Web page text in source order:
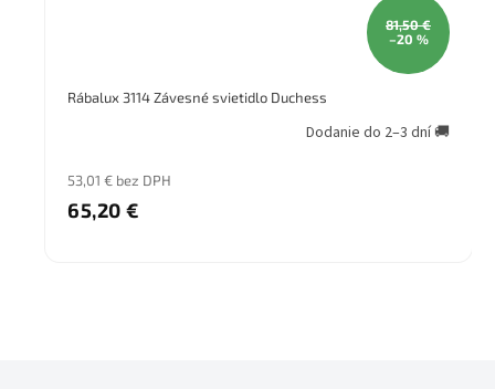
81,50 €
–20 %
Rábalux 3114 Závesné svietidlo Duchess
Dodanie do 2–3 dní 🚚
53,01 € bez DPH
65,20 €